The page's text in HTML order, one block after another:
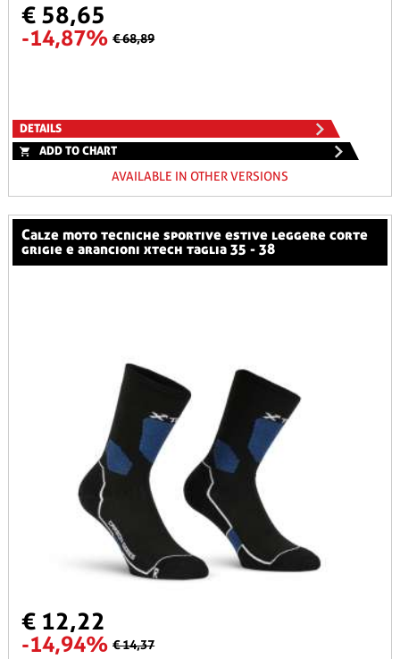
€ 58,65
-14,87% € 68,89
DETAILS
ADD TO CHART
AVAILABLE IN OTHER VERSIONS
calze moto tecniche sportive estive leggere corte
grigie e arancioni xtech taglia 35 - 38
€ 12,22
-14,94% € 14,37